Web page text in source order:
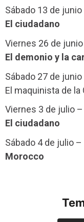
Sábado 13 de
El ciudadano
Viernes 26 de
El demonio y la
Sábado 27 de
El maquinista de la
Viernes 3 de julio
El ciudadano
Sábado 4 de julio
Morocco